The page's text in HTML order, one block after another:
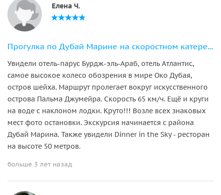
Елена Ч.
Прогулка по Дубай Марине на скоростном катере с англоговорящим гидом
Увидели отель-парус Бурдж-эль-Араб, отель Атлантис,
самое высокое колесо обозрения в мире Око Дубая,
остров шейха. Маршрут пролегает вокруг искусственного
острова Пальма Джумейра. Скорость 65 км/ч. Ещё и круги
на воде с наклоном лодки. Круто!!! Возле всех знаковых
мест фото остановки. Экскурсия начинается с района
Дубай Марина. Также увидели Dinner in the Sky - ресторан
на высоте 50 метров.
больше 3 лет назад